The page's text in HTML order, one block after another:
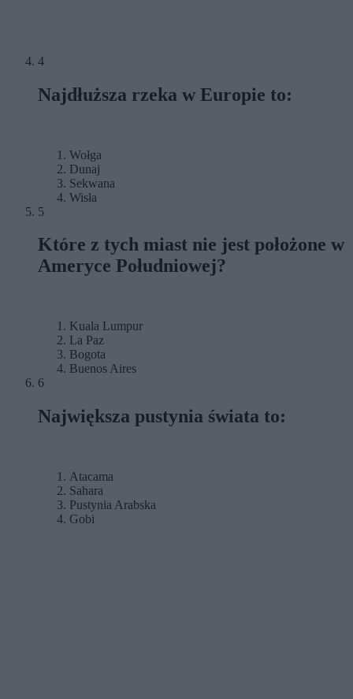
4
Najdłuższa rzeka w Europie to:
Wołga
Dunaj
Sekwana
Wisła
5
Które z tych miast nie jest położone w
Ameryce Południowej?
Kuala Lumpur
La Paz
Bogota
Buenos Aires
6
Największa pustynia świata to:
Atacama
Sahara
Pustynia Arabska
Gobi